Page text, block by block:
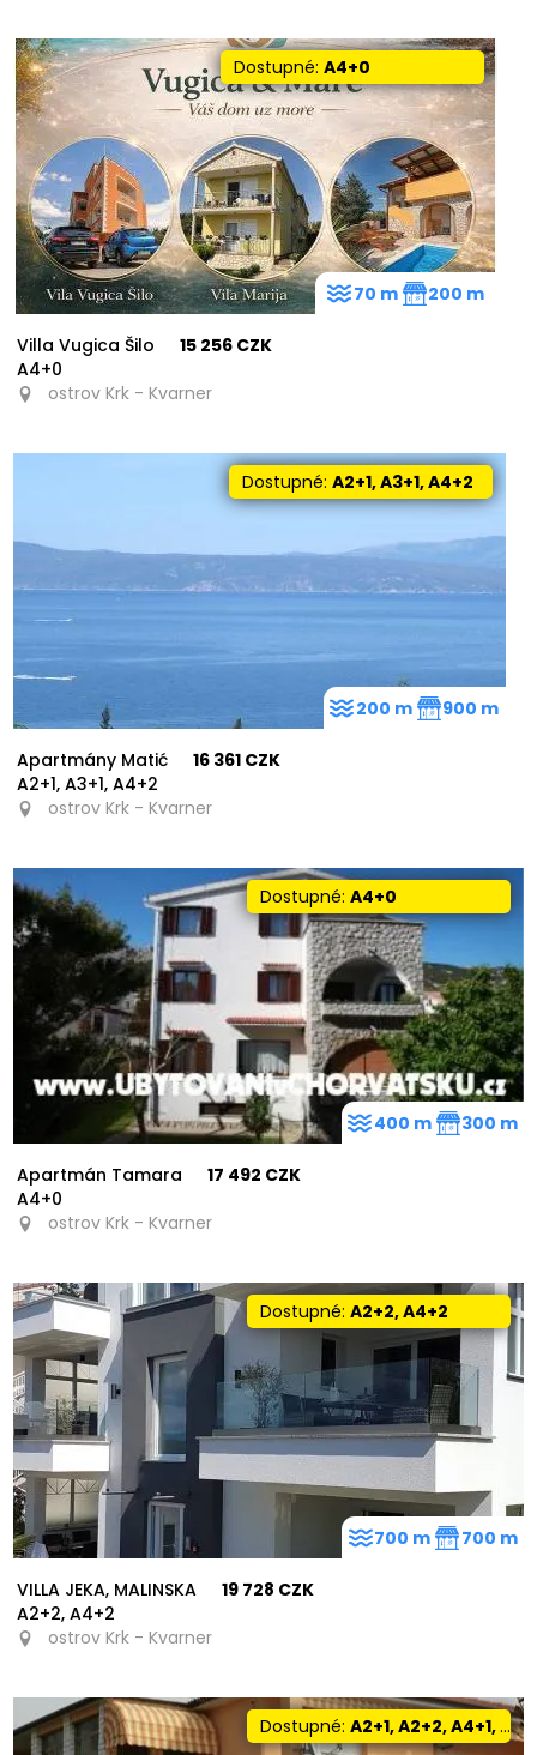
Dostupné: A4+0
Villa Vugica Šilo
A4+0
15 256 CZK
ostrov Krk - Kvarner
70 m 200 m
Dostupné: A2+1, A3+1, A4+2
Apartmány Matić
A2+1, A3+1, A4+2
16 361 CZK
ostrov Krk - Kvarner
200 m 900 m
Dostupné:A4+0
Apartmán Tamara
A4+0
17 492 CZK
ostrov Krk - Kvarner
400 m 300 m
Dostupné:A2+2, A4+2
VILLA JEKA, MALINSKA
A2+2, A4+2
19 728 CZK
ostrov Krk - Kvarner
700 m 700 m
Dostupné:A2+1, A2+2, A4+1, A2+0